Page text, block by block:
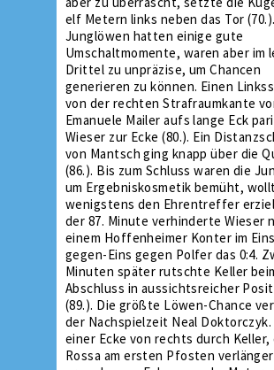
elf Metern links neben das Tor
Junglöwen hatten einige gute
Umschaltmomente, waren aber im
Drittel zu unpräzise, um Chancen
generieren zu können. Einen
von der rechten Strafraumkante
Emanuele Mailer aufs lange Eck
Wieser zur Ecke (80.). Ein
von Mantsch ging knapp über die
(86.). Bis zum Schluss waren die
um Ergebniskosmetik bemüht,
wenigstens den Ehrentreffer
der 87. Minute verhinderte Wieser
einem Hoffenheimer Konter im
gegen-Eins gegen Polfer das 0:4.
Minuten später rutschte Keller
Abschluss in aussichtsreicher
(89.). Die größte Löwen-Chance
der Nachspielzeit Neal Doktorczyk.
einer Ecke von rechts durch Keller,
Rossa am ersten Pfosten